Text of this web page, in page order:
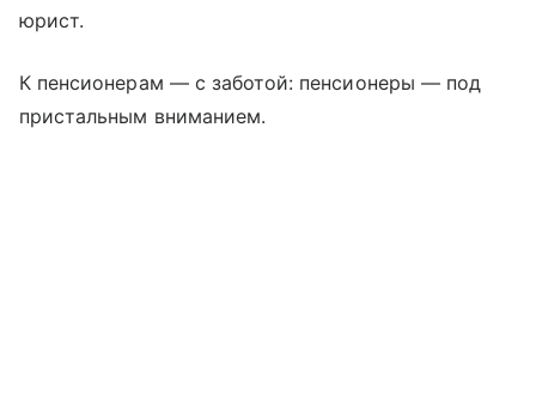
юрист.
К пенсионерам — с заботой: пенсионеры — под
пристальным вниманием.